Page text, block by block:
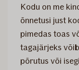
Kodu on me
õnnetusi just
pimedas toas
tagajärjeks
põrutus või